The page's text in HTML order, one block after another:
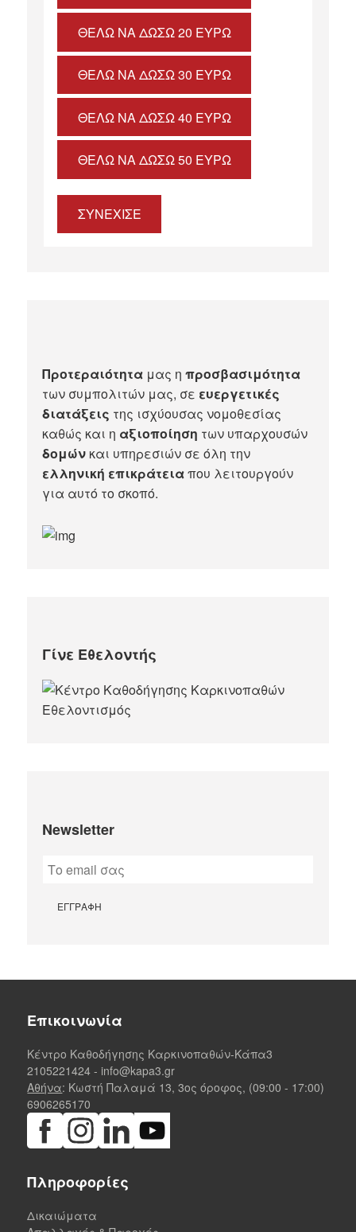
ΘΈΛΩ ΝΑ ΔΏΣΩ 20 ΕΥΡΏ
ΘΈΛΩ ΝΑ ΔΏΣΩ 30 ΕΥΡΏ
ΘΈΛΩ ΝΑ ΔΏΣΩ 40 ΕΥΡΏ
ΘΈΛΩ ΝΑ ΔΏΣΩ 50 ΕΥΡΏ
ΣΥΝΕΧΙΣΕ
Προτεραιότητα μας ηπροσβασιμότητα
των συμπολιτών μας, σε ευεργετικές
διατάξεις της ισχύουσας νομοθεσίας
καθώς και η αξιοποίηση των υπαρχουσών
δομών και υπηρεσιών σε όλη την
ελληνική επικράτειαπου λειτουργούν
για αυτό το σκοπό.​
Γίνε Εθελοντής
Newsletter
Επικοινωνία
Κέντρο Καθοδήγησης Καρκινοπαθών-Κάπα3
2105221424 - info@kapa3.gr
Αθήνα: Κωστή Παλαμά 13, 3ος όροφος, (09:00 - 17:00)
6906265170
Πληροφορίες
Δικαιώματα